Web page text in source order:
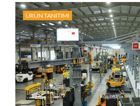
ÜRÜN TANITIMI